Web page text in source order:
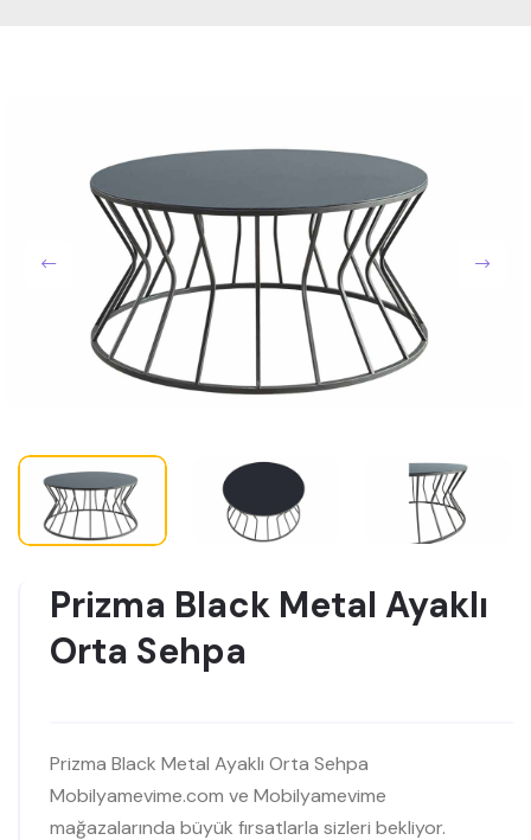
Prizma Black Metal Ayaklı
Orta Sehpa
Prizma Black Metal Ayaklı Orta Sehpa
Mobilyamevime.com ve Mobilyamevime
mağazalarında büyük fırsatlarla sizleri bekliyor.